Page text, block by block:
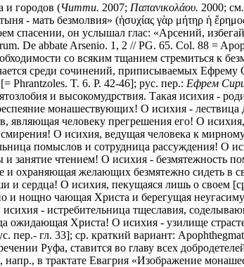
и городов (Читти. 2007; Παπανικολάου. 2000;
- мать безмолвия» (ἡσυχίας γὰρ μήτηρ ἡ
спасении, он услышал глас: «Арсений,
De abbate Arsenio. 1, 2 // PG. 65. Col. 88 =
со всяким тщанием стремиться к
среди сочинений, приписываемых
Phrantzoles. T. 6. P. 42-46]; рус. пер.: Ефрем
и высокомудрствия. Такая исихия -
монашествующих! О исихия -
являющая человеку прегрешения его! О
О исихия, ведущая человека к
помыслов и сотрудница рассуждения! О
и занятие чтением! О исихия -
желающих безмятежно сидеть в
сердца! О исихия, пекущаяся лишь о своем
и нощно чающая Христа и берегущая
- истребительница тщеславия,
ожидающая Христа! О исихия - узилище
гл. 33]; ср. краткий вариант:
Руфа, ставится во главу всех
в трактате Евагрия «Изображение